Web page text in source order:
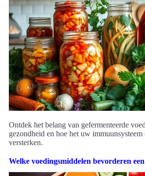
Ontdek het belang van gefermenteerde
gezondheid en hoe het uw
versterken.
Welke voedingsmiddelen bevorderen